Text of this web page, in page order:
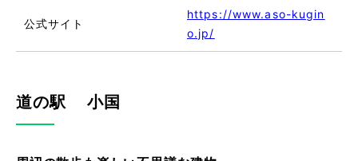
公式サイト
https://www.aso-kugin
o.jp/
道の駅 小国